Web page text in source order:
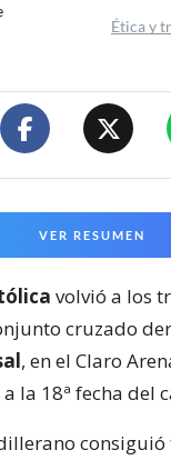
Ética y
VER RESUMEN
volvió a los
cruzado
, en el Claro
la 18ª fecha del